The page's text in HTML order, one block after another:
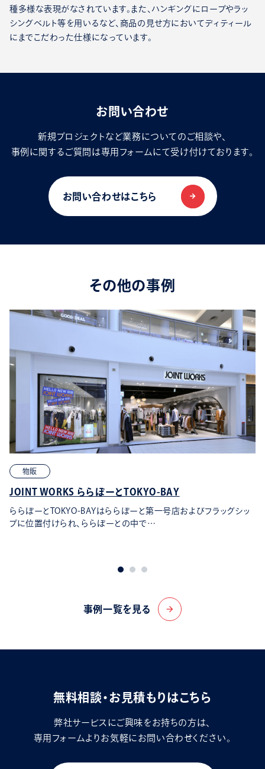
種多様な表現がなされています。また、ハンギングにロープやラッ
シングベルト等を用いるなど、商品の見せ方においてディティール
にまでこだわった仕様になっています。
お問い合わせ
新規プロジェクトなど業務についてのご相談や、
事例に関するご質問は専用フォームにて受け付けております。
お問い合わせはこちら
その他の事例
物販
JOINT WORKS ららぽーとTOKYO-BAY
ららぽーとTOKYO-BAYはららぽーと第一号店およびフラッグシッ
プに位置付けられ、ららぽーとの中で…
事例一覧を見る arrow_forward
無料相談・お見積もりはこちら
弊社サービスにご興味をお持ちの方は、
専用フォームよりお気軽にお問い合わせください。